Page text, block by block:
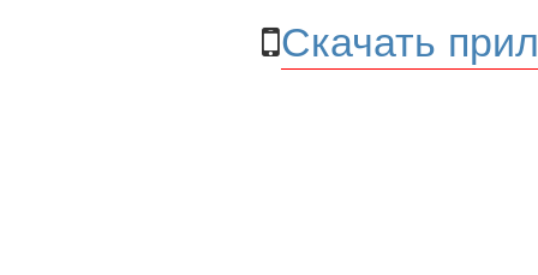
Скачать